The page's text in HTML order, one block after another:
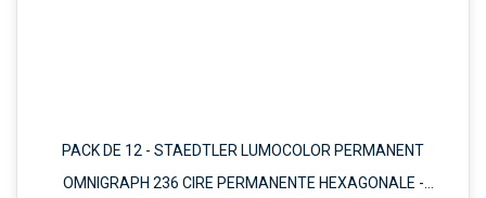
PACK DE 12 - STAEDTLER LUMOCOLOR PERMANENT
OMNIGRAPH 236 CIRE PERMANENTE HEXAGONALE -